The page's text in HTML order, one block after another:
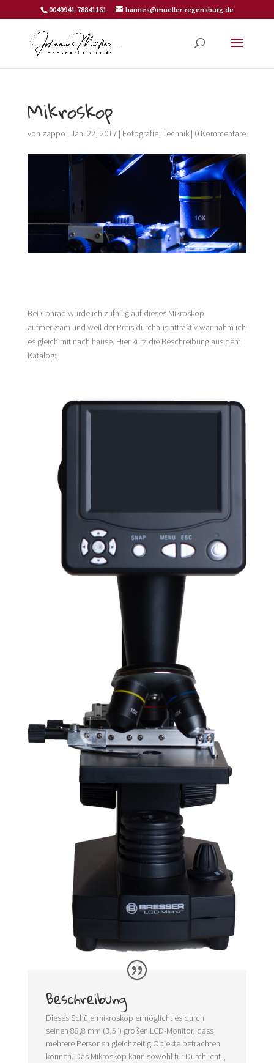
0049941-78841161 hannes@mueller-regensburg.de
Mikroskop
von zappo | Jan. 22, 2017| Fotografie, Technik| 0 Kommentare
Bei Conrad wurde ich zufällig auf dieses Mikroskop
aufmerksam und weil der Preis durchaus attraktiv war nahm ich
es gleich mit nach hause. Hier kurz die Beschreibung aus dem
Katalog:
Beschreibung
Dieses Schülermikroskop ermöglicht es durch
seinen 88,8 mm (3,5″) großen LCD-Monitor, dass
mehrere Personen gleichzeitig Objekte betrachten
können. Das Mikroskop kann sowohl für Durchlicht-,